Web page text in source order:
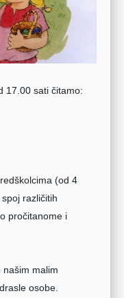
(od 4
različitih
pročitanome i
našim malim
osobe.